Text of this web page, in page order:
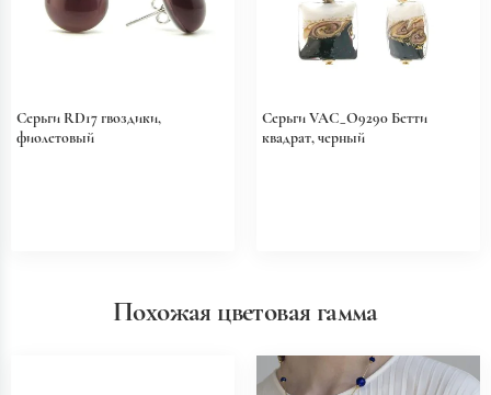
Серьги RD17 гвоздики,
фиолетовый
Серьги VAC_O9290 Бетти
квадрат, черный
Похожая цветовая гамма